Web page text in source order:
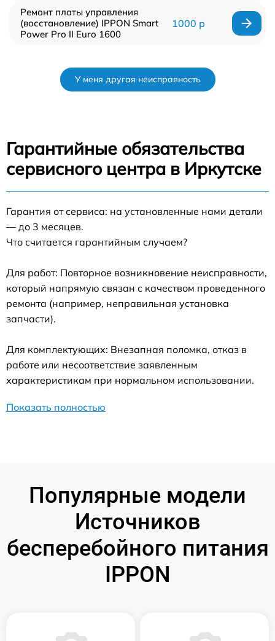
Ремонт платы управления
(восстановление) IPPON Smart
Power Pro II Euro 1600
1000 р
У меня другая неисправность
Гарантийные обязательства
сервисного центра в Иркутске
Гарантия от сервиса: на установленные нами детали
— до 3 месяцев.
Что считается гарантийным случаем?
Для работ: Повторное возникновение неисправности,
который напрямую связан с качеством проведенного
ремонта (например, неправильная установка
запчасти).
Для комплектующих: Внезапная поломка, отказ в
работе или несоответствие заявленным
характеристикам при нормальном использовании.
Показать полностью
Популярные модели
Источников
бесперебойного питания
IPPON